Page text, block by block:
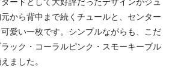
から背中まで続くチュールと、センター
愛い一枚です。シンプルながらも、こだ
ック・コーラルピンク・スモーキーブル
ました。